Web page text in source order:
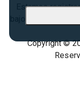
Estamos
N°
Copyright ©